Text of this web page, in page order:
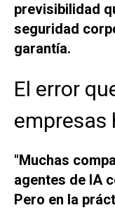
previsibilidad
seguridad
garantía.
El error
empresas
"Muchas
agentes de IA
Pero en la